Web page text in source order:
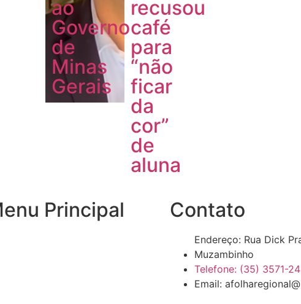
ao
Governo
de
Minas
Gerais
recusou
café
para
“não
ficar
da
cor”
de
aluna
Principal Contato
Endereço: Rua Dick
Muzambinho
Telefone: (35) 3571-
Email: